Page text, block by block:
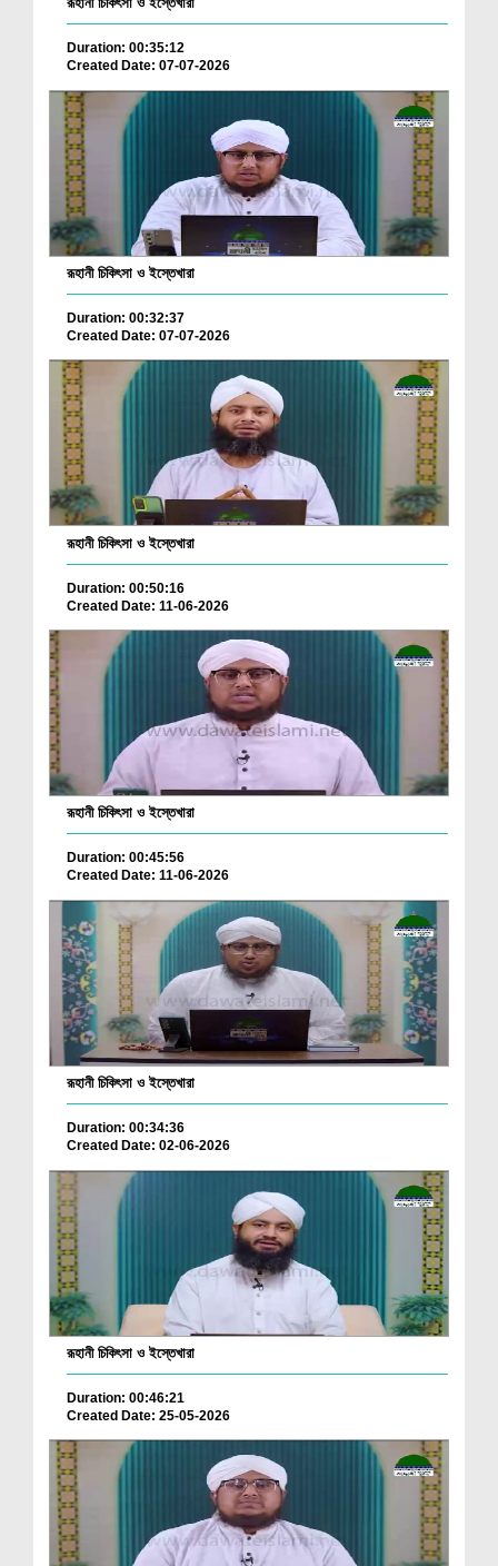
Duration: 00:35:12
Created Date: 07-07-2026
রূহানী চিকিৎসা ও ইস্তেখারা
Duration: 00:32:37
Created Date: 07-07-2026
রূহানী চিকিৎসা ও ইস্তেখারা
Duration: 00:50:16
Created Date: 11-06-2026
রূহানী চিকিৎসা ও ইস্তেখারা
Duration: 00:45:56
Created Date: 11-06-2026
রূহানী চিকিৎসা ও ইস্তেখারা
Duration: 00:34:36
Created Date: 02-06-2026
রূহানী চিকিৎসা ও ইস্তেখারা
Duration: 00:46:21
Created Date: 25-05-2026